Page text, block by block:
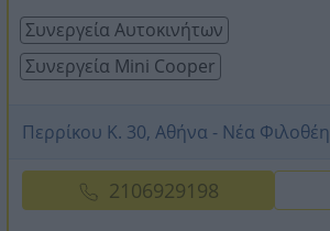
Συνεργεία Αυτοκινήτων
Συνεργεία Mini Cooper
Περρίκου Κ. 30, Αθήνα - Νέα Φιλοθέη
2106929198